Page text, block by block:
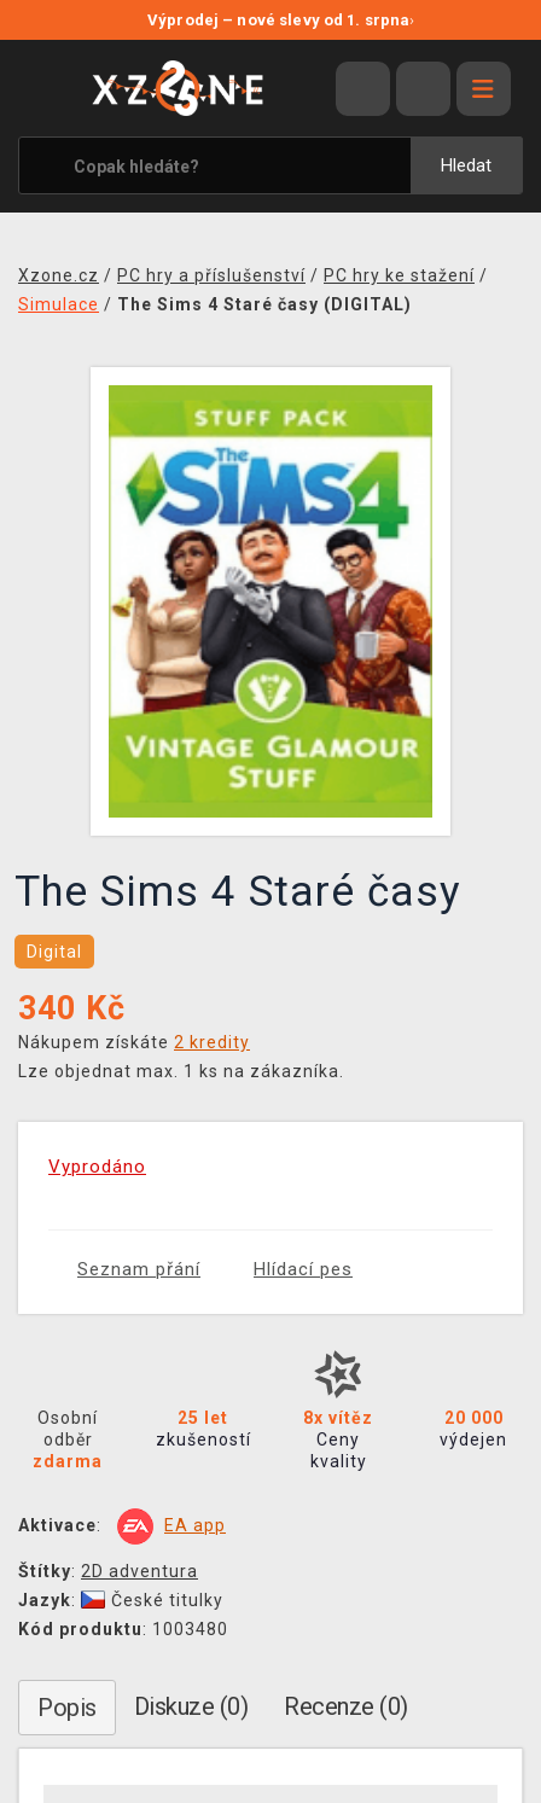
Výprodej – nové slevy od 1. srpna›
Hledat
VÝPRODEJ
VIDEOHRY
XZONE ORIGINALS
TÉMATIKY
MERCHANDISE
PRODEJNY
XZONE KLUB
TCG & BOARDGAME HUB
VÝKUP HER (BAZAR)
Xzone.cz / PC hry a příslušenství / PC hry ke stažení /
Simulace / The Sims 4 Staré časy (DIGITAL)
The Sims 4 Staré časy
Digital
340 Kč
Nákupem získáte 2 kredity
Lze objednat max. 1 ks na zákazníka.
Vyprodáno
Seznam přání Hlídací pes
Osobní
odběr
zdarma
25 let
zkušeností
8x vítěz
Ceny
kvality
20 000
výdejen
Aktivace: EA app
Štítky: 2D adventura
Jazyk:
České titulky
Kód produktu: 1003480
Popis Diskuze (0) Recenze (0)